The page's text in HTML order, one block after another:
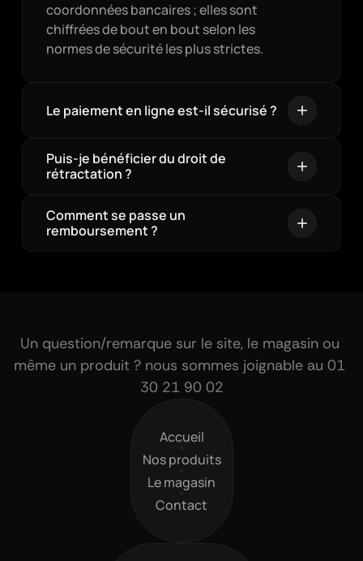
coordonnées bancaires ; elles sont
chiffrées de bout en bout selon les
normes de sécurité les plus strictes.
Le paiement en ligne est-il sécurisé ?
Puis-je bénéficier du droit de
rétractation ?
Comment se passe un
remboursement ?
Un question/remarque sur le site, le magasin ou
même un produit ? nous sommes joignable au 01
30 21 90 02
Accueil
Accueil
Nos produits
Nos produits
Le magasin
Le magasin
Contact